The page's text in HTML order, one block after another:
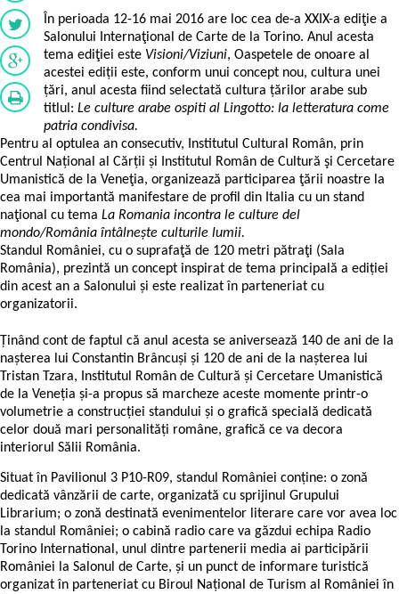
În perioada 12-16 mai 2016 are loc cea de-a XXIX-a ediţie a
Salonului Internaţional de Carte de la Torino. Anul acesta
tema ediţiei este Visioni/Viziuni, Oaspetele de onoare al
acestei ediții este, conform unui concept nou, cultura unei
țări, anul acesta fiind selectată cultura țărilor arabe sub
titlul: Le culture arabe ospiti al Lingotto: la letteratura come
patria condivisa.
Pentru al optulea an consecutiv, Institutul Cultural Român, prin
Centrul Național al Cărții și Institutul Român de Cultură şi Cercetare
Umanistică de la Veneţia, organizează participarea ţării noastre la
cea mai importantă manifestare de profil din Italia cu un stand
naţional cu tema La Romania incontra le culture del
mondo/România întâlnește culturile lumii.
Standul României, cu o suprafaţă de 120 metri pătraţi (Sala
România), prezintă un concept inspirat de tema principală a ediției
din acest an a Salonului și este realizat în parteneriat cu
organizatorii.
Ținând cont de faptul că anul acesta se aniversează 140 de ani de la
nașterea lui Constantin Brâncuși și 120 de ani de la nașterea lui
Tristan Tzara, Institutul Român de Cultură și Cercetare Umanistică
de la Veneția și-a propus să marcheze aceste momente printr-o
volumetrie a construcției standului și o grafică specială dedicată
celor două mari personalități române, grafică ce va decora
interiorul Sălii România.
Situat în Pavilionul 3 P10-R09, standul României conține: o zonă
dedicată vânzării de carte, organizată cu sprijinul Grupului
Librarium; o zonă destinată evenimentelor literare care vor avea loc
la standul României; o cabină radio care va găzdui echipa Radio
Torino International, unul dintre partenerii media ai participării
României la Salonul de Carte, și un punct de informare turistică
organizat în parteneriat cu Biroul Național de Turism al României în